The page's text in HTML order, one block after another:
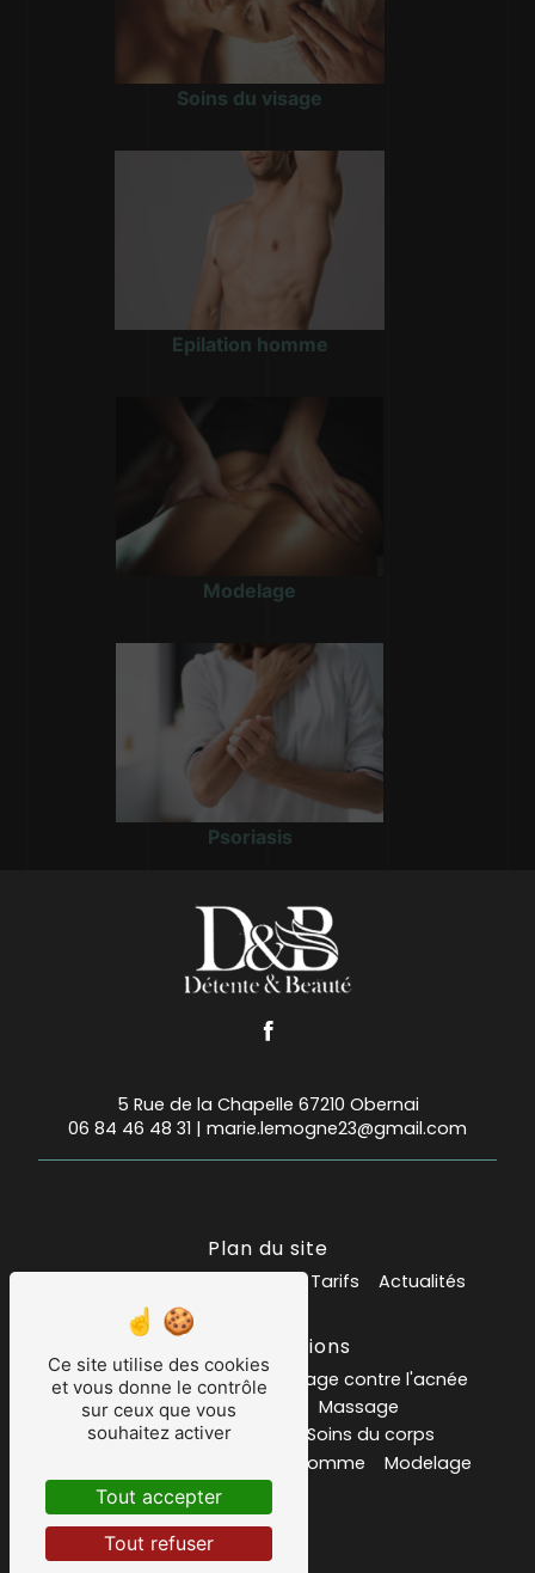
Soins du visage
Epilation homme
Modelage
Psoriasis
5 Rue de la Chapelle 67210 Obernai
06 84 46 48 31 | marie.lemogne23@gmail.com
Plan du site
Tarifs Actualités
Nos prestations
Institut de beauté
soin visage contre l'acnée
Salon de massage
Massage
carte ou bon cadeau
Soins du corps
Epilation homme
Modelage
Psoriasis
Ce site utilise des cookies
et vous donne le contrôle
sur ceux que vous
souhaitez activer
Tout accepter
Tout refuser